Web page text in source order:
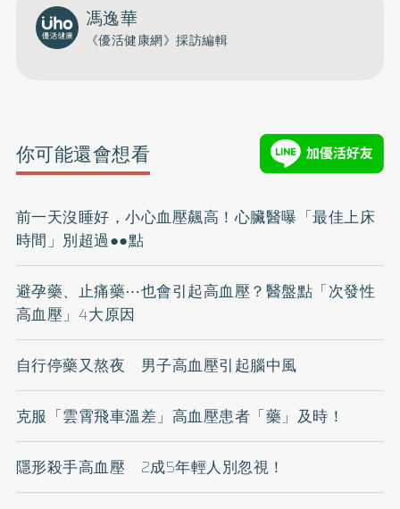
馮逸華
《優活健康網》採訪編輯
你可能還會想看
前一天沒睡好，小心血壓飆高！心臟醫曝「最佳上床
時間」別超過●●點
避孕藥、止痛藥⋯也會引起高血壓？醫盤點「次發性
高血壓」4大原因
自行停藥又熬夜 男子高血壓引起腦中風
克服「雲霄飛車溫差」高血壓患者「藥」及時！
隱形殺手高血壓 2成5年輕人別忽視！